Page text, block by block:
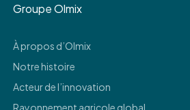
Groupe Olmix
À propos d’Olmix
Notre histoire
Acteur de l’innovation
Rayonnement agricole global